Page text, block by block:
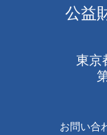
公益
東京
お問い合